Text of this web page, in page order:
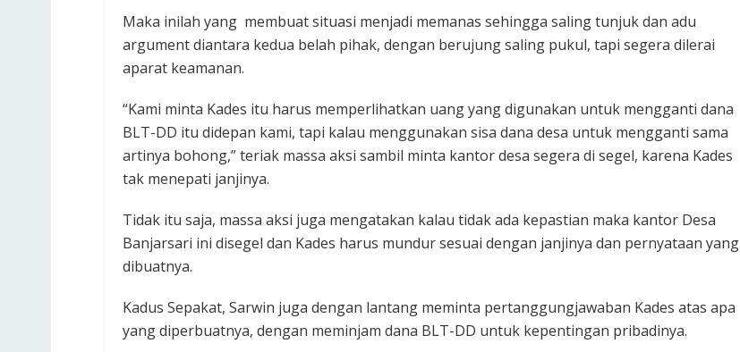
Maka inilah yang membuat situasi menjadi memanas sehingga saling tunjuk dan adu
argument diantara kedua belah pihak, dengan berujung saling pukul, tapi segera dilerai
aparat keamanan.
“Kami minta Kades itu harus memperlihatkan uang yang digunakan untuk mengganti dana
BLT-DD itu didepan kami, tapi kalau menggunakan sisa dana desa untuk mengganti sama
artinya bohong,” teriak massa aksi sambil minta kantor desa segera di segel, karena Kades
tak menepati janjinya.‎
Tidak itu saja, massa aksi juga mengatakan kalau tidak ada kepastian maka kantor Desa
Banjarsari ini disegel dan Kades harus mundur sesuai dengan janjinya dan pernyataan yang
dibuatnya.‎
Kadus Sepakat, Sarwin juga dengan lantang meminta pertanggungjawaban Kades atas apa
yang diperbuatnya, dengan meminjam dana BLT-DD untuk kepentingan pribadinya.